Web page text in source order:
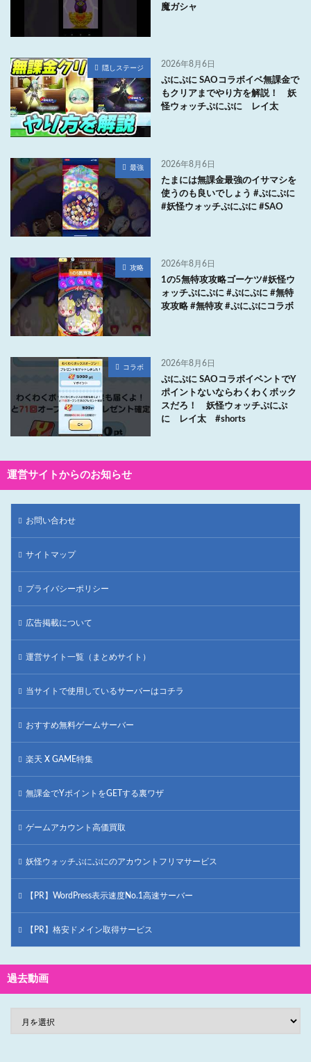
魔ガシャ
隠しステージ 2026年8月6日
ぷにぷに SAOコラボイベ無課金で
もクリアまでやり方を解説！ 妖
怪ウォッチぷにぷに レイ太
最強 2026年8月6日
たまには無課金最強のイサマシを
使うのも良いでしょう #ぷにぷに
#妖怪ウォッチぷにぷに #SAO
攻略 2026年8月6日
1の5無特攻攻略ゴーケツ#妖怪ウ
ォッチぷにぷに #ぷにぷに #無特
攻攻略 #無特攻 #ぷにぷにコラボ
コラボ 2026年8月6日
ぷにぷに SAOコラボイベントでY
ポイントないならわくわくボック
スだろ！ 妖怪ウォッチぷにぷ
に レイ太 #shorts
運営サイトからのお知らせ
お問い合わせ
サイトマップ
プライバシーポリシー
広告掲載について
運営サイト一覧（まとめサイト）
当サイトで使用しているサーバーはコチラ
おすすめ無料ゲームサーバー
楽天 X GAME特集
無課金でYポイントをGETする裏ワザ
ゲームアカウント高価買取
妖怪ウォッチぷにぷにのアカウントフリマサービス
【PR】WordPress表示速度No.1高速サーバー
【PR】格安ドメイン取得サービス
過去動画